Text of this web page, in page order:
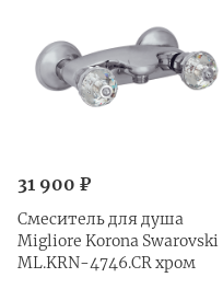
31 900 ₽
Смеситель для душа
Migliore Korona Swarovski
ML.KRN-4746.CR хром